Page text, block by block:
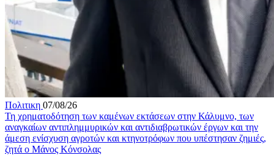
Πολιτικη 07/08/26
Τη χρηματοδότηση των καμένων εκτάσεων στην Κάλυμνο, των
αναγκαίων αντιπλημμυρικών και αντιδιαβρωτικών έργων και την
άμεση ενίσχυση αγροτών και κτηνοτρόφων που υπέστησαν ζημιές,
ζητά ο Μάνος Κόνσολας